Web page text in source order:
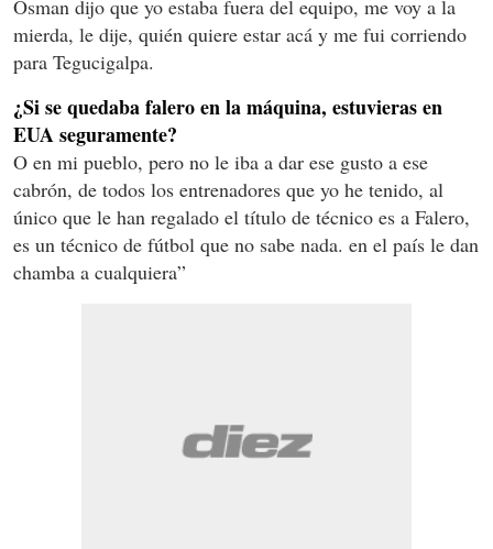
Osman dijo que yo estaba fuera del equipo, me voy a la
mierda, le dije, quién quiere estar acá y me fui corriendo
para Tegucigalpa.
¿Si se quedaba falero en la máquina, estuvieras en
EUA seguramente?
O en mi pueblo, pero no le iba a dar ese gusto a ese
cabrón, de todos los entrenadores que yo he tenido, al
único que le han regalado el título de técnico es a Falero,
es un técnico de fútbol que no sabe nada. en el país le dan
chamba a cualquiera”